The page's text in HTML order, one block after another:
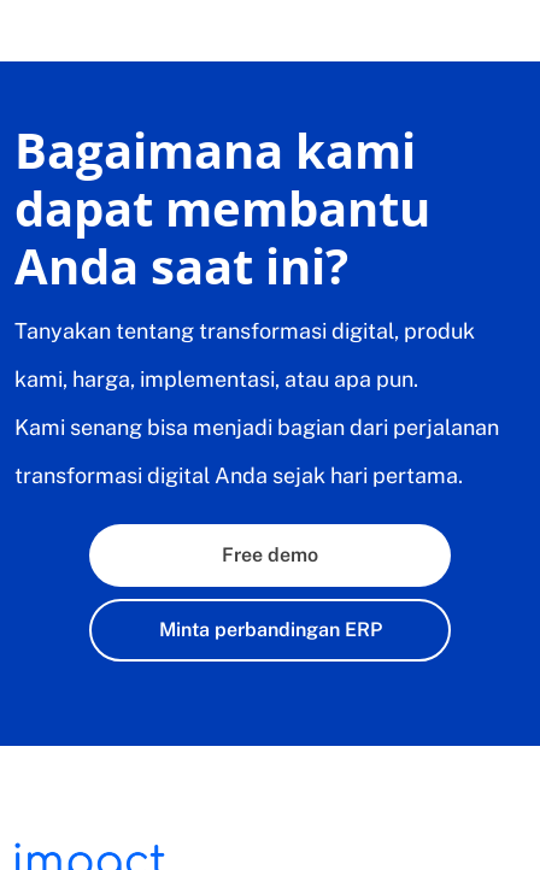
Bagaimana kami
dapat membantu
Anda saat ini?
Tanyakan tentang transformasi digital, produk
kami, harga, implementasi, atau apa pun.
Kami senang bisa menjadi bagian dari perjalanan
transformasi digital Anda sejak hari pertama.
Free demo
Minta perbandingan ERP